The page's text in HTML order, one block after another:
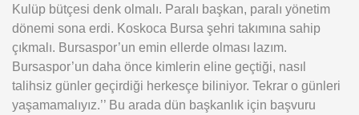
Kulüp bütçesi denk olmalı. Paralı başkan, paralı yönetim
dönemi sona erdi. Koskoca Bursa şehri takımına sahip
çıkmalı. Bursaspor’un emin ellerde olması lazım.
Bursaspor’un daha önce kimlerin eline geçtiği, nasıl
talihsiz günler geçirdiği herkesçe biliniyor. Tekrar o günleri
yaşamamalıyız.’’ Bu arada dün başkanlık için başvuru